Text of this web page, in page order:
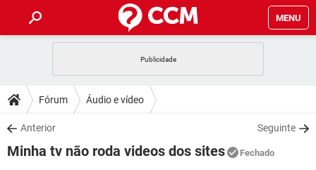
MENU
CELULAR
OUTLOOK
INSTAGRAM GMAIL
DICAS
JOGOS
DOWNLOADS
JOGOS WHATSAPP
Fórum Áudio e vídeo
Anterior Seguinte
Minha tv não roda videos dos sites Fechado